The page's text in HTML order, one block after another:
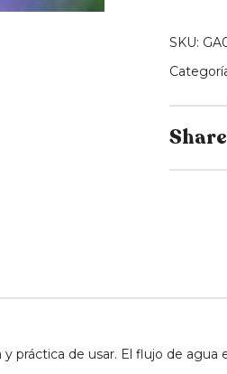
SKU:
Share
práctica de usar. El flujo de